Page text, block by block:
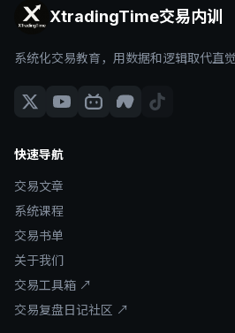
XtradingTime交易内训
系统化交易教育，用数据和逻辑取代直觉
快速导航
交易文章
系统课程
交易书单
关于我们
交易工具箱 ↗
交易复盘日记社区 ↗